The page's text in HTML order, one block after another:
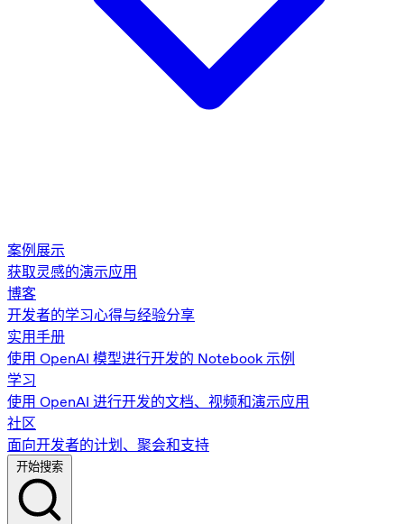
案例展示
获取灵感的演示应用
博客
开发者的学习心得与经验分享
实用手册
使用 OpenAI 模型进行开发的 Notebook 示例
学习
使用 OpenAI 进行开发的文档、视频和演示应用
社区
面向开发者的计划、聚会和支持
开始搜索